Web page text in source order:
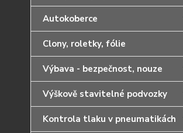
Autokoberce
Clony, roletky, fólie
Výbava - bezpečnost, nouze
Výškově stavitelné podvozky
Kontrola tlaku v pneumatikách